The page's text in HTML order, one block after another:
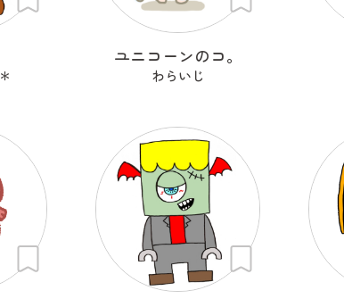
ユニコーンのコ。
わらいじ